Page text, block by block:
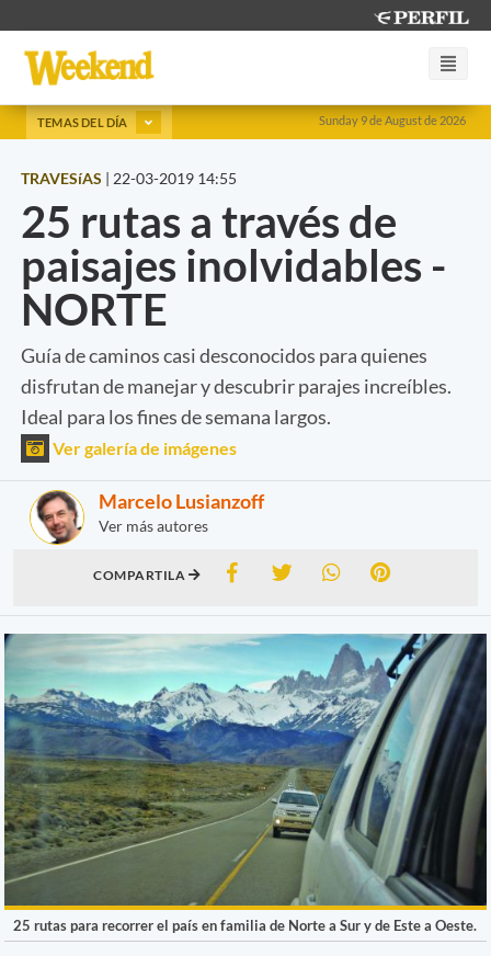
Sunday 9 de August de 2026
TEMAS DEL DÍA
TRAVESíAS | 22-03-2019 14:55
25 rutas a través de
paisajes inolvidables -
NORTE
Guía de caminos casi desconocidos para quienes
disfrutan de manejar y descubrir parajes increíbles.
Ideal para los fines de semana largos.
Ver galería de imágenes
Marcelo Lusianzoff
Ver más autores
COMPARTILA
25 rutas para recorrer el país en familia de Norte a Sur y de Este a Oeste.